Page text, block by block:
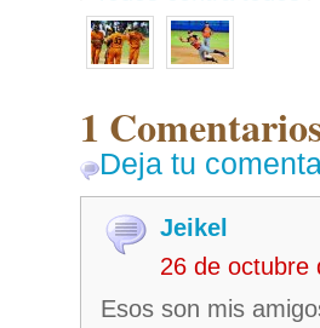
1
Deja tu
Jeikel
26 de octubre
Esos son mis